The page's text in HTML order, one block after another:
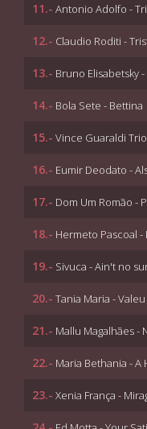
11.- Antonio Adolfo -
12.- Claudio Roditi -
13.- Bruno Elisabetsky -
14.- Bola Sete - Bettina
15.- Vince Guaraldi
16.- Eumir Deodato -
17.- Dom Um Romão -
18.- Hermeto Pascoal -
19.- Sivuca - Ain't no
20.- Tania Maria - Valeu
21.- Mallu Magalhães -
22.- Maria Bethania - A
23.- Xenia França -